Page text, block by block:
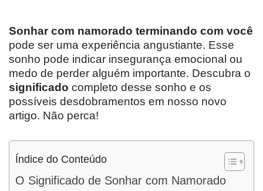
Sonhar com namorado terminando com você
pode ser uma experiência angustiante. Esse
sonho pode indicar insegurança emocional ou
medo de perder alguém importante. Descubra o
significado completo desse sonho e os
possíveis desdobramentos em nosso novo
artigo. Não perca!
Índice do Conteúdo
O Significado de Sonhar com Namorado